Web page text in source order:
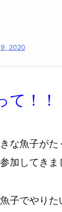
2020
！！
な魚子がた
加してきま
子でやりた